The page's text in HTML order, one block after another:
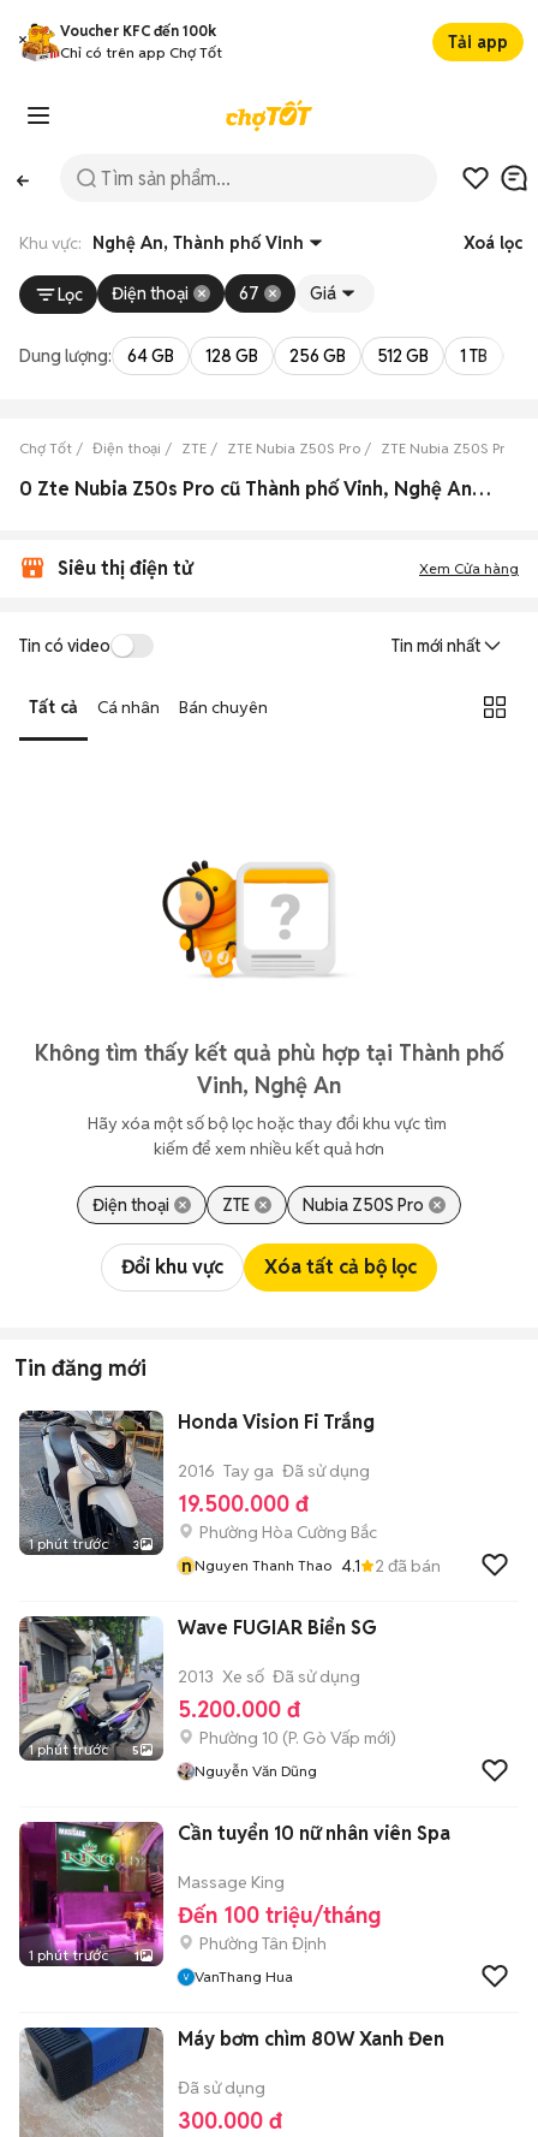
Voucher KFC đến 100k
Chỉ có trên app Chợ Tốt
Tải app
Khu vực: Nghệ An, Thành phố Vinh Xoá lọc
Lọc Điện thoại 67 Giá
Dung lượng: 64 GB 128 GB 256 GB 512 GB 1 TB
Chợ Tốt Điện thoại ZTE ZTE Nubia Z50S Pro ZTE Nubia Z50S Pro
0 Zte Nubia Z50s Pro cũ Thành phố Vinh, Nghệ An đẹp
Siêu thị điện tử Xem Cửa hàng
Tin có video Tin mới nhất
Tất cả Cá nhân Bán chuyên
Không tìm thấy kết quả phù hợp tại Thành phố
Vinh, Nghệ An
Hãy xóa một số bộ lọc hoặc thay đổi khu vực tìm
kiếm để xem nhiều kết quả hơn
Điện thoại ZTE Nubia Z50S Pro
Đổi khu vực Xóa tất cả bộ lọc
Tin đăng mới
1 phút trước 3
Honda Vision Fi Trắng
2016 Tay ga Đã sử dụng
19.500.000 đ
Phường Hòa Cường Bắc
nNguyen Thanh Thao 4.1 2 đã bán
1 phút trước 5
Wave FUGIAR Biển SG
2013 Xe số Đã sử dụng
5.200.000 đ
Phường 10 (P. Gò Vấp mới)
Nguyễn Văn Dũng
1 phút trước 1
Cần tuyển 10 nữ nhân viên Spa
Massage King
Đến 100 triệu/tháng
Phường Tân Định
VanThang Hua
Máy bơm chìm 80W Xanh Đen
Đã sử dụng
300.000 đ